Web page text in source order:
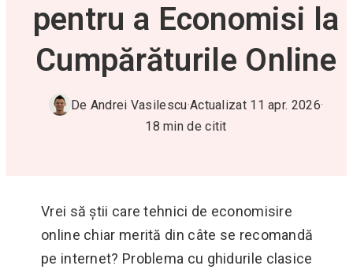
pentru a Economisi la
Cumpărăturile Online
De Andrei Vasilescu·Actualizat 11 apr. 2026·
18 min de citit
Vrei să știi care tehnici de economisire
online chiar merită din câte se recomandă
pe internet? Problema cu ghidurile clasice